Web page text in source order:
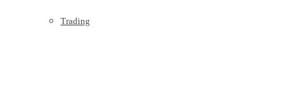
Trading